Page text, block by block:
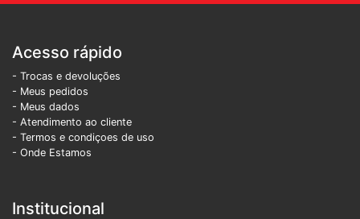
Acesso rápido
- Trocas e devoluções
- Meus pedidos
- Meus dados
- Atendimento ao cliente
- Termos e condiçoes de uso
- Onde Estamos
Institucional